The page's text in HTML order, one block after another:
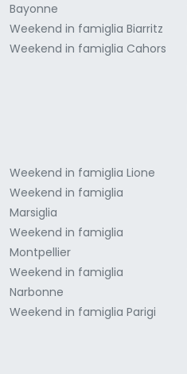
Bayonne
Weekend in famiglia Biarritz
Weekend in famiglia Cahors
Weekend in famiglia Lione
Weekend in famiglia
Marsiglia
Weekend in famiglia
Montpellier
Weekend in famiglia
Narbonne
Weekend in famiglia Parigi